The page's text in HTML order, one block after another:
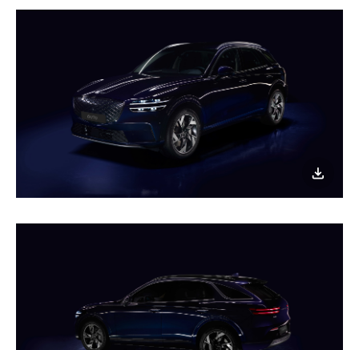
이미지
다운로드